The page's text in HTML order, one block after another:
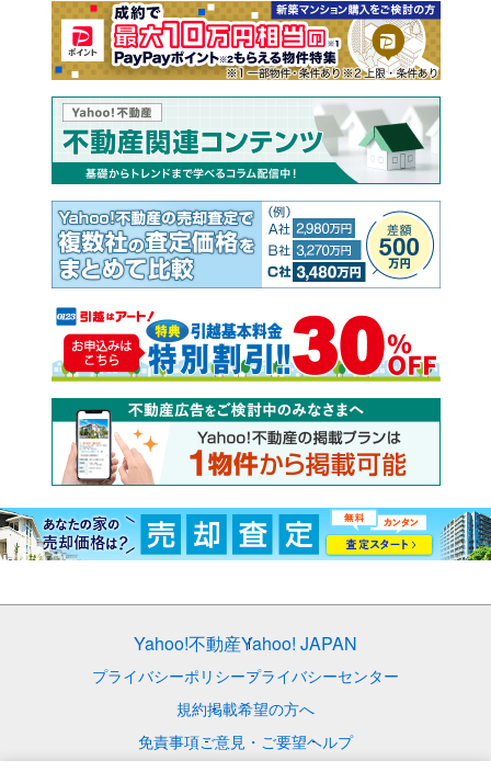
Yahoo!不動産Yahoo! JAPAN
プライバシーポリシープライバシーセンター
規約掲載希望の方へ
免責事項ご意見・ご要望ヘルプ
© LY Corporation